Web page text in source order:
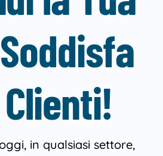
in qualsiasi settore,